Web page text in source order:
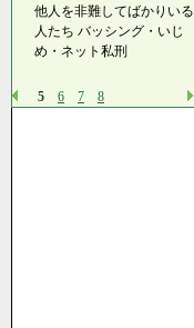
他人を非難してばかりいる
人たち バッシング・いじ
め・ネット私刑
5 6 7 8